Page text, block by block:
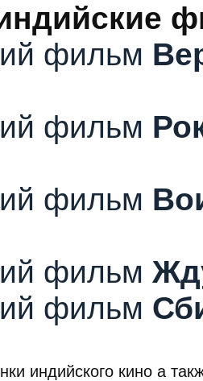
фильм
фильм
фильм
фильм
фильм
индийского кино а